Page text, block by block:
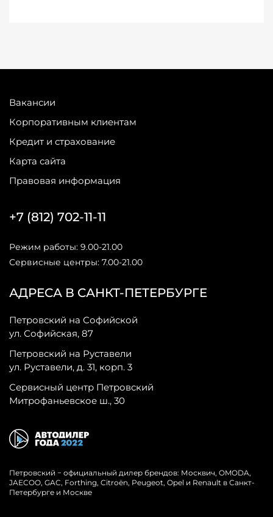
Вакансии
Корпоративным клиентам
Кредит и страхование
Карта сайта
Правовая информация
АДРЕСА В САНКТ-ПЕТЕРБУРГЕ
Петровский на Софийской
ул. Софийская, 87
Петровский на Руставели
ул. Руставели, д. 31, корп. 3
Сервисный центр Петровский
Митрофаньевское ш., 30
+7 (812) 702-11-11
Режим работы: 9.00-21.00
Сервисные центры: 7.00-21.00
Петровский − официальный дилер брендов: Москвич, OMODA,
JAECOO, GAC, Forthing, Citroёn, Peugeot, Opel и Renault в Санкт-
Петербурге и Москве